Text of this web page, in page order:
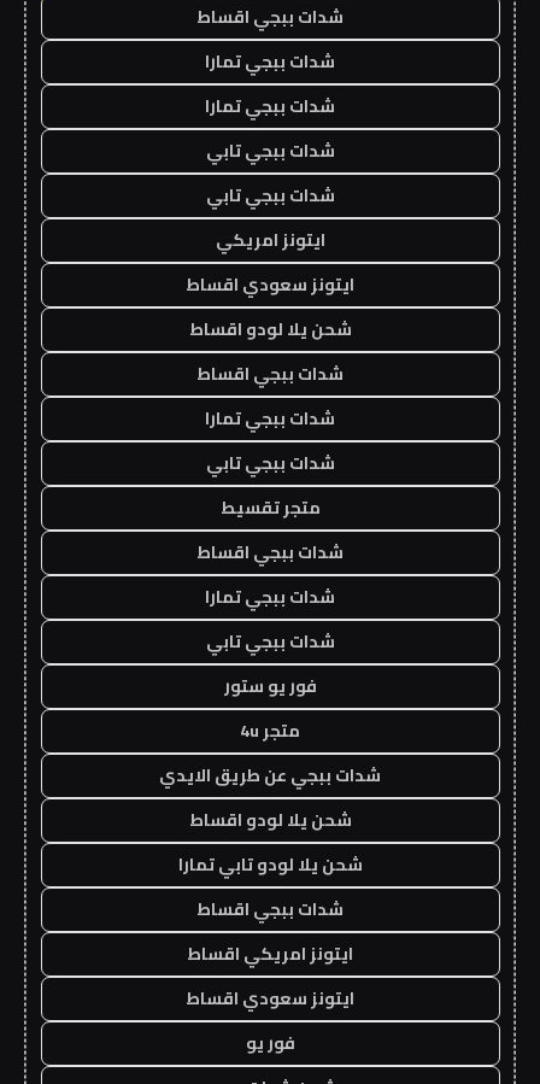
شدات ببجي اقساط
شدات ببجي تمارا
شدات ببجي تمارا
شدات ببجي تابي
شدات ببجي تابي
ايتونز امريكي
ايتونز سعودي اقساط
شحن يلا لودو اقساط
شدات ببجي اقساط
شدات ببجي تمارا
شدات ببجي تابي
متجر تقسيط
شدات ببجي اقساط
شدات ببجي تمارا
شدات ببجي تابي
فور يو ستور
متجر 4u
شدات ببجي عن طريق الايدي
شحن يلا لودو اقساط
شحن يلا لودو تابي تمارا
شدات ببجي اقساط
ايتونز امريكي اقساط
ايتونز سعودي اقساط
فور يو